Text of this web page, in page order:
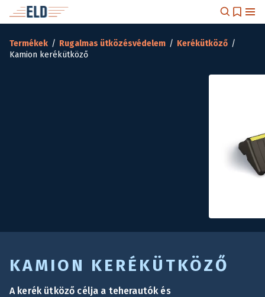
Termékek / Rugalmas ütközésvédelem / Kerékütköző /
Kamion kerékütköző
KAMION KERÉKÜTKÖZŐ
A kerék ütköző célja a teherautók és